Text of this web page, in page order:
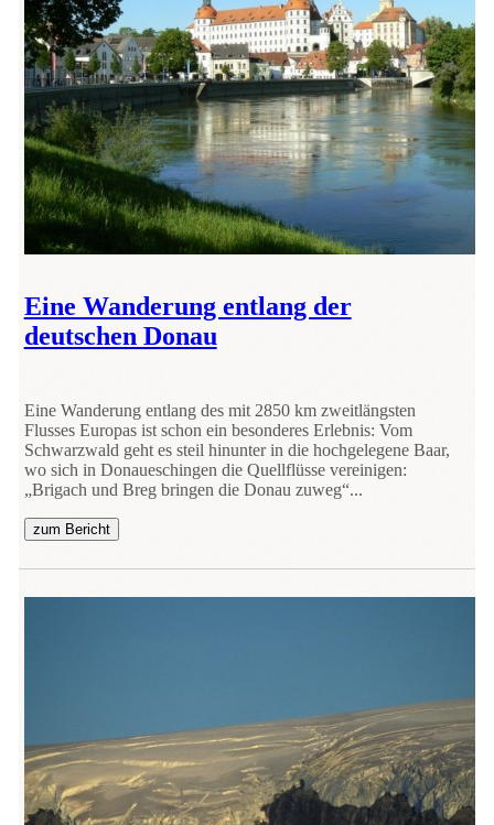
Eine Wanderung entlang der
deutschen Donau
Eine Wanderung entlang des mit 2850 km zweitlängsten
Flusses Europas ist schon ein besonderes Erlebnis: Vom
Schwarzwald geht es steil hinunter in die hochgelegene Baar,
wo sich in Donaueschingen die Quellflüsse vereinigen:
„Brigach und Breg bringen die Donau zuweg“...
zum Bericht